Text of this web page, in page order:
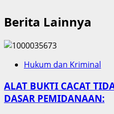
Berita Lainnya
Hukum dan Kriminal
ALAT BUKTI CACAT
DASAR PEMIDANAAN: